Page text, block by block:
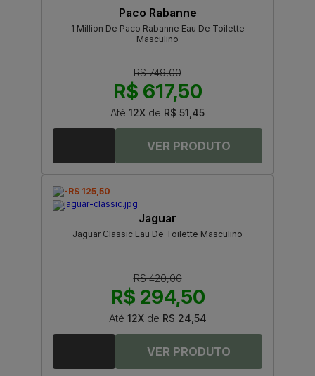
Paco Rabanne
1 Million De Paco Rabanne Eau De Toilette
Masculino
R$ 749,00
R$ 617,50
Até 12X de R$ 51,45
-R$ 125,50
Jaguar
Jaguar Classic Eau De Toilette Masculino
R$ 420,00
R$ 294,50
Até 12Xde R$ 24,54